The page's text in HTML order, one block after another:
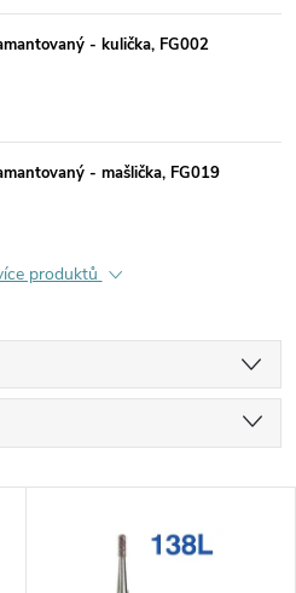
- kulička, FG002
- mašlička, FG019
produktů